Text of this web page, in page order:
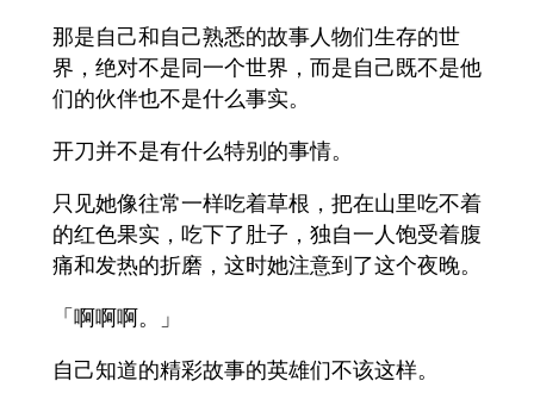
那是自己和自己熟悉的故事人物们生存的世
界，绝对不是同一个世界，而是自己既不是他
们的伙伴也不是什么事实。
开刀并不是有什么特别的事情。
只见她像往常一样吃着草根，把在山里吃不着
的红色果实，吃下了肚子，独自一人饱受着腹
痛和发热的折磨，这时她注意到了这个夜晚。
「啊啊啊。」
自己知道的精彩故事的英雄们不该这样。